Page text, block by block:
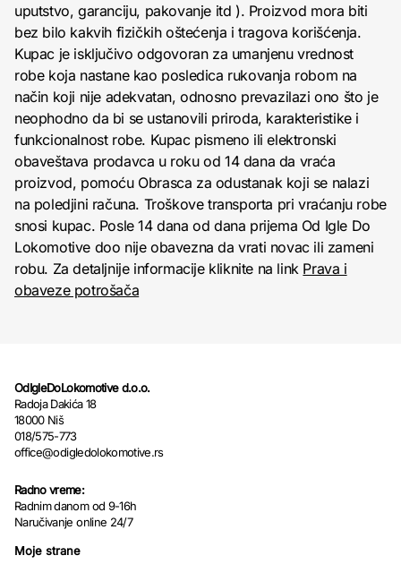
uputstvo, garanciju, pakovanje itd ). Proizvod mora biti
bez bilo kakvih fizičkih oštećenja i tragova korišćenja.
Kupac je isključivo odgovoran za umanjenu vrednost
robe koja nastane kao posledica rukovanja robom na
način koji nije adekvatan, odnosno prevazilazi ono što je
neophodno da bi se ustanovili priroda, karakteristike i
funkcionalnost robe. Kupac pismeno ili elektronski
obaveštava prodavca u roku od 14 dana da vraća
proizvod, pomoću Obrasca za odustanak koji se nalazi
na poledjini računa. Troškove transporta pri vraćanju robe
snosi kupac. Posle 14 dana od dana prijema Od Igle Do
Lokomotive doo nije obavezna da vrati novac ili zameni
robu. Za detaljnije informacije kliknite na link Prava i
obaveze potrošača
OdIgleDoLokomotive d.o.o.
Radoja Dakića 18
18000 Niš
018/575-773
office@odigledolokomotive.rs
Radno vreme:
Radnim danom od 9-16h
Naručivanje online 24/7
Moje strane